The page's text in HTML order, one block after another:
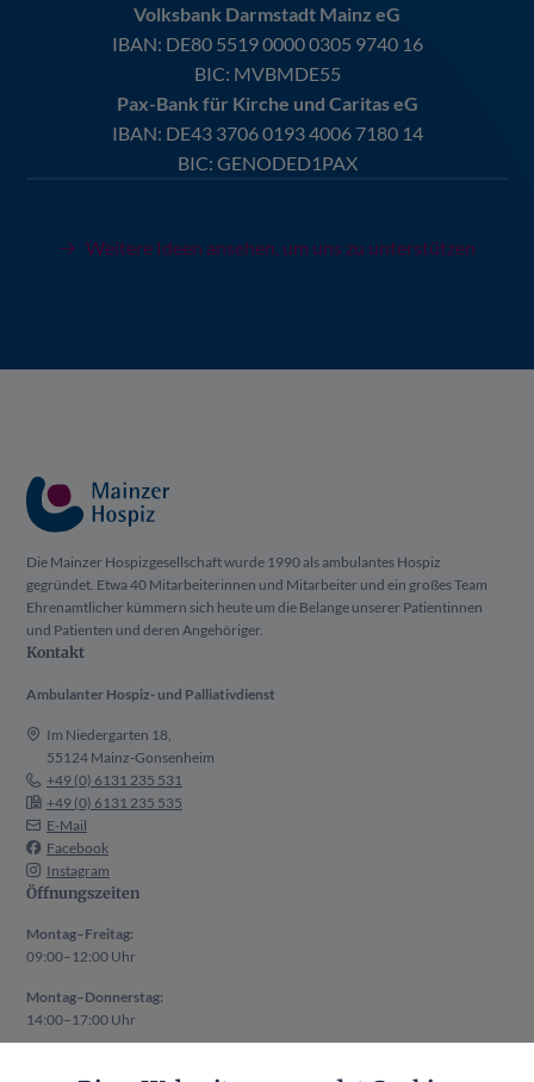
Volksbank Darmstadt Mainz eG
IBAN: DE80 5519 0000 0305 9740 16
BIC: MVBMDE55
Pax-Bank für Kirche und Caritas eG
IBAN: DE43 3706 0193 4006 7180 14
BIC: GENODED1PAX
Weitere Ideen ansehen, um uns zu unterstützen
Die Mainzer Hospizgesellschaft wurde 1990 als ambulantes Hospiz
gegründet. Etwa 40 Mitarbeiterinnen und Mitarbeiter und ein großes Team
Ehrenamtlicher kümmern sich heute um die Belange unserer Patientinnen
und Patienten und deren Angehöriger.
Kontakt
Ambulanter Hospiz- und Palliativdienst
Im Niedergarten 18,
55124 Mainz-Gonsenheim
+49 (0) 6131 235 531
+49 (0) 6131 235 535
E-Mail
Facebook
Instagram
Öffnungszeiten
Montag–Freitag:
09:00–12:00 Uhr
Montag–Donnerstag:
14:00–17:00 Uhr